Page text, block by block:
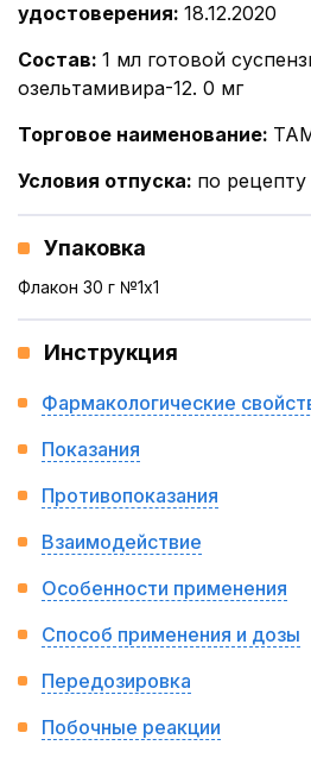
удостоверения: 18.12.2020
Состав: 1 мл готовой
озельтамивира-12. 0 мг
Торговое наименование:
Условия отпуска: по рецепту
Упаковка
Флакон 30 г №1x1
Инструкция
Фармакологические
Показания
Противопоказания
Взаимодействие
Особенности применения
Способ применения и дозы
Передозировка
Побочные реакции